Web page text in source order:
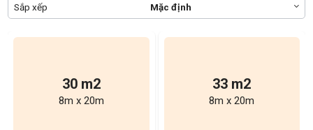
Sắp xếp Mặc định
30 m2
8m x 20m
33 m2
8m x 20m